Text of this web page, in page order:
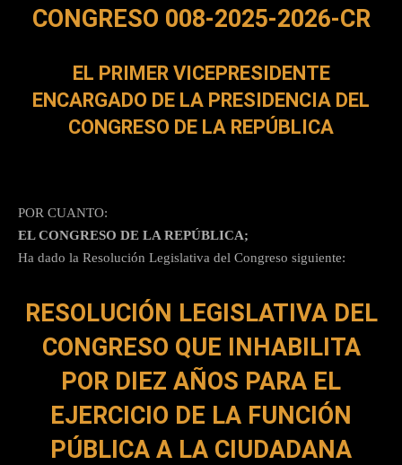
CONGRESO 008-2025-2026-CR
EL PRIMER VICEPRESIDENTE
ENCARGADO DE LA PRESIDENCIA DEL
CONGRESO DE LA REPÚBLICA
POR CUANTO:
EL CONGRESO DE LA REPÚBLICA;
Ha dado la Resolución Legislativa del Congreso siguiente:
RESOLUCIÓN LEGISLATIVA DEL
CONGRESO QUE INHABILITA
POR DIEZ AÑOS PARA EL
EJERCICIO DE LA FUNCIÓN
PÚBLICA A LA CIUDADANA